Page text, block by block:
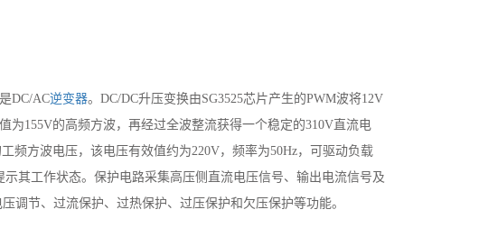
DC/AC逆变器。DC/DC升压变换由SG3525芯片产生的PWM波将12V
为155V的高频方波，再经过全波整流获得一个稳定的310V直流电
频方波电压，该电压有效值约为220V，频率为50Hz，可驱动负载
其工作状态。保护电路采集高压侧直流电压信号、输出电流信号及
调节、过流保护、过热保护、过压保护和欠压保护等功能。